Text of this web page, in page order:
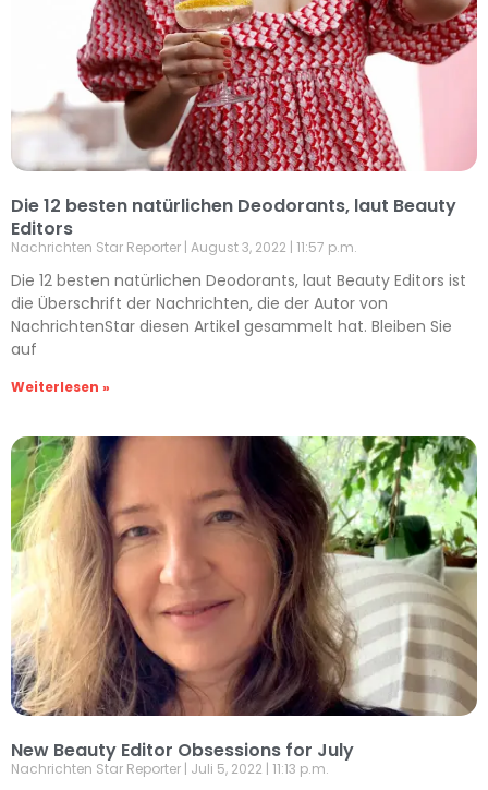
Die 12 besten natürlichen Deodorants, laut Beauty
Editors
Nachrichten Star Reporter August 3, 2022 11:57 p.m.
Die 12 besten natürlichen Deodorants, laut Beauty Editors ist
die Überschrift der Nachrichten, die der Autor von
NachrichtenStar diesen Artikel gesammelt hat. Bleiben Sie
auf
Weiterlesen »
New Beauty Editor Obsessions for July
Nachrichten Star Reporter Juli 5, 2022 11:13 p.m.